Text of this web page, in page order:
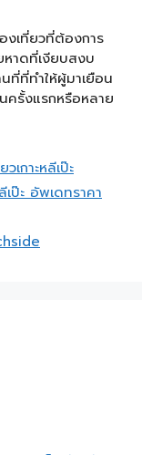
งเที่ยวที่ต้องการ
าดที่เงียบสงบ
ที่ที่ทำให้ผู้มาเยือน
ครั้งแรกหรือหลาย
เกาะหลีเป๊ะ
ป๊ะ อัพเดทราคา